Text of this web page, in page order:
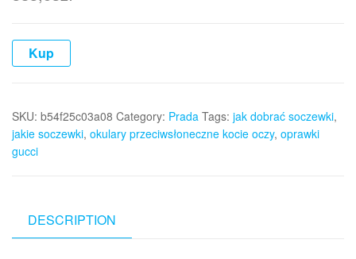
Kup
SKU: b54f25c03a08 Category: Prada Tags: jak dobrać soczewki,
jakie soczewki, okulary przeciwsłoneczne kocie oczy, oprawki
gucci
DESCRIPTION